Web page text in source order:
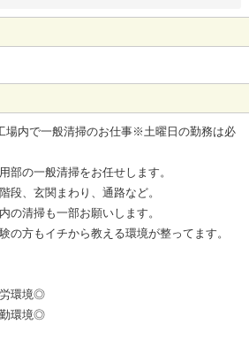
場内で一般清掃のお仕事※土曜日の勤務は必
部の一般清掃をお任せします。
段、玄関まわり、通路など。
の清掃も一部お願いします。
の方もイチから教える環境が整ってます。
労環境◎
勤環境◎